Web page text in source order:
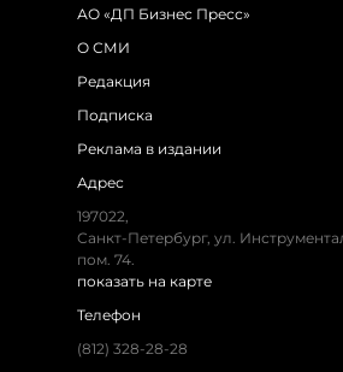
АО «ДП Бизнес Пресс»
О СМИ
Редакция
Подписка
Реклама в издании
Адрес
197022,
Санкт-Петербург, ул.
пом. 74.
показать на карте
Телефон
(812) 328-28-28